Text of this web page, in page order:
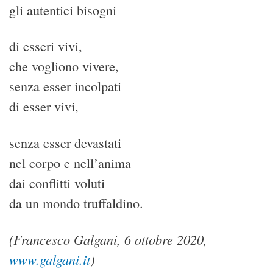
gli autentici bisogni
di esseri vivi,
che vogliono vivere,
senza esser incolpati
di esser vivi,
senza esser devastati
nel corpo e nell’anima
dai conflitti voluti
da un mondo truffaldino.
(Francesco Galgani, 6 ottobre 2020,
www.galgani.it)